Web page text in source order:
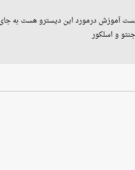
آموزش درمورد این دیسترو هست به جای
و اسلکور